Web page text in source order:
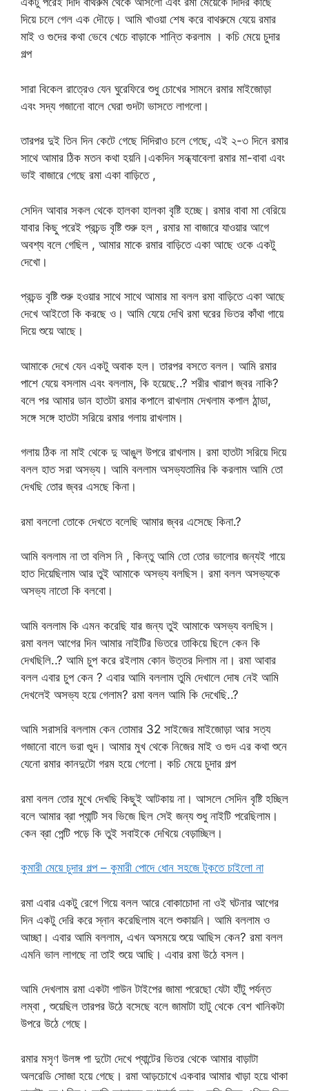
দিয়ে চলে গেল এক দৌড়ে। আমি খাওয়া শেষ করে বাথরুমে যেয়ে রমার
মাই ও গুদের কথা ভেবে খেচে বাড়াকে শান্তি করলাম । কচি মেয়ে চুদার
গল্প
সারা বিকেল রাত্রেও যেন ঘুরেফিরে শুধু চোখের সামনে রমার মাইজোড়া
এবং সদ্য গজানো বালে ঘেরা গুদটা ভাসতে লাগলো।
তারপর দুই তিন দিন কেটে গেছে দিদিরাও চলে গেছে, এই ২-৩ দিনে রমার
সাথে আমার ঠিক মতন কথা হয়নি।একদিন সন্ধ্যাবেলা রমার মা-বাবা এবং
ভাই বাজারে গেছে রমা একা বাড়িতে ,
সেদিন আবার সকল থেকে হালকা হালকা বৃষ্টি হচ্ছে। রমার বাবা মা বেরিয়ে
যাবার কিছু পরেই প্রচন্ড বৃষ্টি শুরু হল , রমার মা বাজারে যাওয়ার আগে
অবশ্য বলে গেছিল , আমার মাকে রমার বাড়িতে একা আছে ওকে একটু
দেখো।
প্রচন্ড বৃষ্টি শুরু হওয়ার সাথে সাথে আমার মা বলল রমা বাড়িতে একা আছে
দেখে আইতো কি করছে ও। আমি যেয়ে দেখি রমা ঘরের ভিতর কাঁথা গায়ে
দিয়ে শুয়ে আছে।
আমাকে দেখে যেন একটু অবাক হল। তারপর বসতে বলল। আমি রমার
পাশে যেয়ে বসলাম এবং বললাম, কি হয়েছে..? শরীর খারাপ জ্বর নাকি?
বলে পর আমার ডান হাতটা রমার কপালে রাখলাম দেখলাম কপাল ঠান্ডা,
সঙ্গে সঙ্গে হাতটা সরিয়ে রমার গলায় রাখলাম।
গলায় ঠিক না মাই থেকে দু আঙুল উপরে রাখলাম। রমা হাতটা সরিয়ে দিয়ে
বলল হাত সরা অসভ্য। আমি বললাম অসভ্যতামির কি করলাম আমি তো
দেখছি তোর জ্বর এসছে কিনা।
রমা বললো তোকে দেখতে বলেছি আমার জ্বর এসেছে কিনা.?
আমি বললাম না তা বলিস নি , কিন্তু আমি তো তোর ভালোর জন্যই গায়ে
হাত দিয়েছিলাম আর তুই আমাকে অসভ্য বলছিস। রমা বলল অসভ্যকে
অসভ্য নাতো কি বলবো।
আমি বললাম কি এমন করেছি যার জন্য তুই আমাকে অসভ্য বলছিস।
রমা বলল আগের দিন আমার নাইটির ভিতরে তাকিয়ে ছিলে কেন কি
দেখছিলি..? আমি চুপ করে রইলাম কোন উত্তর দিলাম না। রমা আবার
বলল এবার চুপ কেন ? এবার আমি বললাম তুমি দেখালে দোষ নেই আমি
দেখলেই অসভ্য হয়ে গেলাম? রমা বলল আমি কি দেখেছি..?
আমি সরাসরি বললাম কেন তোমার 32 সাইজের মাইজোড়া আর সত্য
গজানো বালে ভরা গুুদ। আমার মুখ থেকে নিজের মাই ও গুদ এর কথা শুনে
যেনো রমার কানদুটো গরম হয়ে গেলো। কচি মেয়ে চুদার গল্প
রমা বলল তোর মুখে দেখছি কিছুই আটকায় না। আসলে সেদিন বৃষ্টি হচ্ছিল
বলে আমার ব্রা প্যান্টি সব ভিজে ছিল সেই জন্য শুধু নাইটি পরেছিলাম।
কেন ব্রা পেন্টি পড়ে কি তুই সবাইকে দেখিয়ে বেড়াচ্ছিল।
কুমারী মেয়ে চুদার গল্প – কুমারী পোদে ধোন সহজে টুকতে চাইলো না
রমা এবার একটু রেগে গিয়ে বলল আরে বোকাচোদা না ওই ঘটনার আগের
দিন একটু দেরি করে স্নান করেছিলাম বলে শুকায়নি। আমি বললাম ও
আচ্ছা। এবার আমি বললাম, এখন অসময়ে শুয়ে আছিস কেন? রমা বলল
এমনি ভাল লাগছে না তাই শুয়ে আছি। এবার রমা উঠে বসল।
আমি দেখলাম রমা একটা গাউন টাইপের জামা পরেছো যেটা হাঁটু পর্যন্ত
লম্বা , শুয়েছিল তারপর উঠে বসেছে বলে জামাটা হাটু থেকে বেশ খানিকটা
উপরে উঠে গেছে।
রমার মসৃণ উলঙ্গ পা দুটো দেখে প্যান্টের ভিতর থেকে আমার বাড়াটা
অলরেডি সোজা হয়ে গেছে। রমা আড়চোখে একবার আমার খাড়া হয়ে থাকা